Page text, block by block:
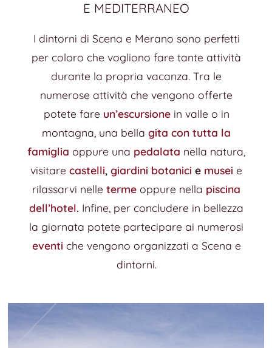
E MEDITERRANEO
I dintorni di Scena e Merano sono perfetti
per coloro che vogliono fare tante attività
durante la propria vacanza. Tra le
numerose attività che vengono offerte
potete fare un’escursione in valle o in
montagna, una bella gita con tutta la
famiglia oppure una pedalata nella natura,
visitare castelli, giardini botanici e musei e
rilassarvi nelle terme oppure nella piscina
dell’hotel. Infine, per concludere in bellezza
la giornata potete partecipare ai numerosi
eventi che vengono organizzati a Scena e
dintorni.